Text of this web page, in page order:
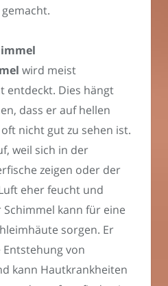
wird meist
entdeckt. Dies hängt
dass er auf hellen
nicht gut zu sehen ist.
weil sich in der
zeigen oder der
eher feucht und
kann für eine
sorgen. Er
von
kann Hautkrankheiten